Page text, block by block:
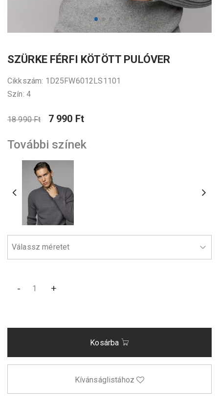
SZÜRKE FÉRFI KÖTÖTT PULÓVER
Cikkszám: 1D25FW6012LS1101
Szín: 4
18 990 Ft 7 990 Ft
További színek
- +
Kosárba
Kívánságlistához